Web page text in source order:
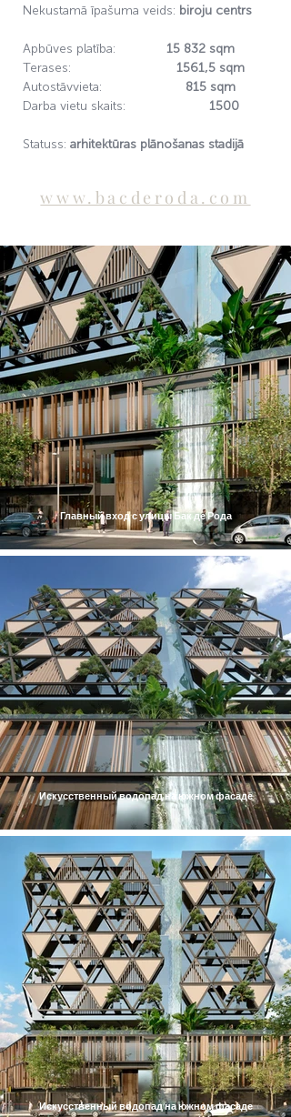
Nekustamā īpašuma veids: biroju centrs
Apbūves platība: 15 832 sqm
Terases: 1561,5 sqm
Autostāvvieta: 815 sqm
Darba vietu skaits: 1500
Statuss: arhitektūras plānošanas stadijā
www.bacderoda.com
Главный вход с улицы Бак де Рода
Искусственный водопад на южном фасаде
Искусственный водопад на южном фасаде